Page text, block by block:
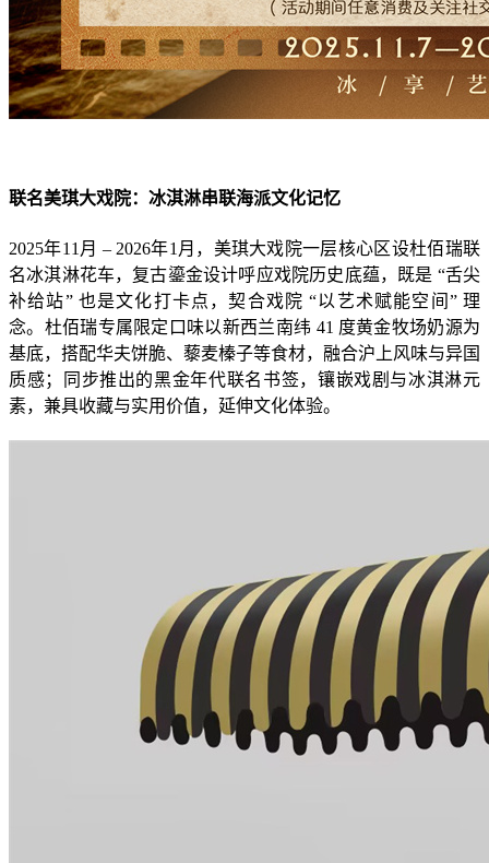
联名美琪大戏院：冰淇淋串联海派文化记忆
2025年11月 – 2026年1月，美琪大戏院一层核心区设杜佰瑞联
名冰淇淋花车，复古鎏金设计呼应戏院历史底蕴，既是 “舌尖
补给站” 也是文化打卡点，契合戏院 “以艺术赋能空间” 理
念。杜佰瑞专属限定口味以新西兰南纬 41 度黄金牧场奶源为
基底，搭配华夫饼脆、藜麦榛子等食材，融合沪上风味与异国
质感；同步推出的黑金年代联名书签，镶嵌戏剧与冰淇淋元
素，兼具收藏与实用价值，延伸文化体验。